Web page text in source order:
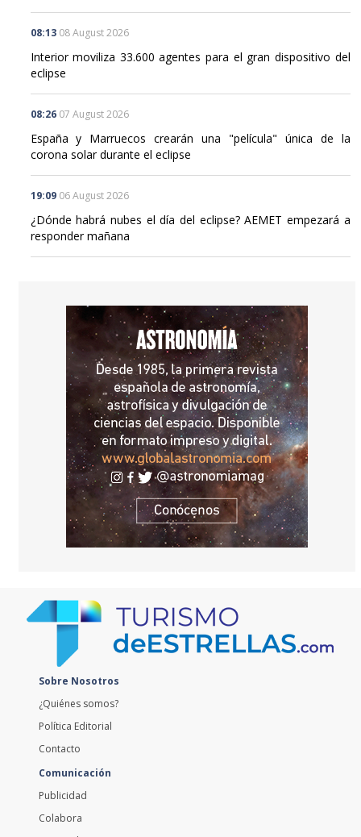
08:13 08 August 2026
Interior moviliza 33.600 agentes para el gran dispositivo del
eclipse
08:26 07 August 2026
España y Marruecos crearán una "película" única de la
corona solar durante el eclipse
19:09 06 August 2026
¿Dónde habrá nubes el día del eclipse? AEMET empezará a
responder mañana
Sobre Nosotros
¿Quiénes somos?
Política Editorial
Contacto
Comunicación
Publicidad
Colabora